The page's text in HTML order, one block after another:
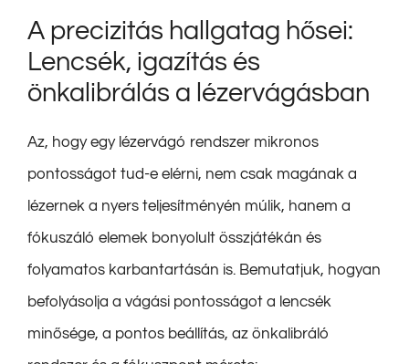
A precizitás hallgatag hősei:
Lencsék, igazítás és
önkalibrálás a lézervágásban
Az, hogy egy lézervágó rendszer mikronos
pontosságot tud-e elérni, nem csak magának a
lézernek a nyers teljesítményén múlik, hanem a
fókuszáló elemek bonyolult összjátékán és
folyamatos karbantartásán is. Bemutatjuk, hogyan
befolyásolja a vágási pontosságot a lencsék
minősége, a pontos beállítás, az önkalibráló